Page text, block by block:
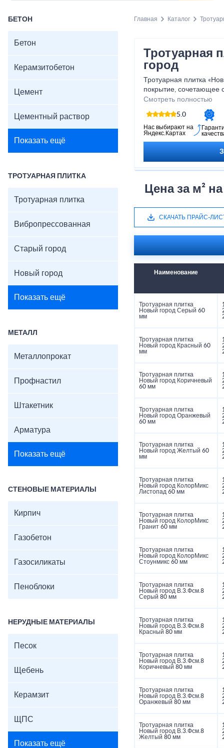
БЕТОН
Бетон
Керамзитобетон
Цемент
Цементный раствор
Показать ещё
ТРОТУАРНАЯ ПЛИТКА
Тротуарная плитка
Вибропрессованная
Старый город
Новый город
Показать ещё
МЕТАЛЛ
Металлопрокат
Профнастил
Штакетник
Арматура
Показать ещё
СТЕНОВЫЕ МАТЕРИАЛЫ
Кирпич
Газобетон
Газосиликаты
Пеноблоки
НЕРУДНЫЕ МАТЕРИАЛЫ
Песок
Щебень
Керамзит
ЩПС
Показать ещё
Главная Каталог
Тротуарная
город
Тротуарная плитка
покрытие, сочетающее
прочность.
аккуратные и
нагрузкам и
устойчива к морозу,
идеально подходит для
Размер: 200×100×60
Материал:
Прочность: ≥30 МПа
Морозостойкость:
Поверхность:
Смотреть полностью
5.0
Нас выбирают на
Яндекс.Картах
Цена за м²
СКАЧАТЬ ПРАЙС-
Наименование
Тротуарная плитка
Новый город Серый 60
мм
Тротуарная плитка
Новый город Красный 60
мм
Тротуарная плитка
Новый город Коричневый
60 мм
Тротуарная плитка
Новый город Оранжевый
60 мм
Тротуарная плитка
Новый город Желтый 60
мм
Тротуарная плитка
Новый город КолорМикс
Листопад 60 мм
Тротуарная плитка
Новый город КолорМикс
Гранит 60 мм
Тротуарная плитка
Новый город КолорМикс
Стоунмикс 60 мм
Тротуарная плитка
Новый город В.3.Фсм.8
Серый 80 мм
Тротуарная плитка
Новый город В.3.Фсм.8
Красный 80 мм
Тротуарная плитка
Новый город В.3.Фсм.8
Коричневый 80 мм
Тротуарная плитка
Новый город В.3.Фсм.8
Оранжевый 80 мм
Тротуарная плитка
Новый город В.3.Фсм.8
Желтый 80 мм